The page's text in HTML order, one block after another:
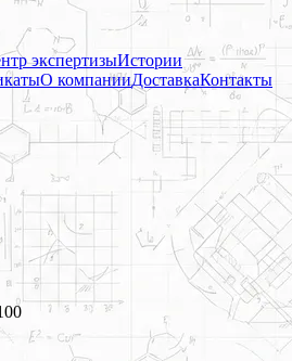
экспертизыИстории
О компанииДоставкаКонтакты